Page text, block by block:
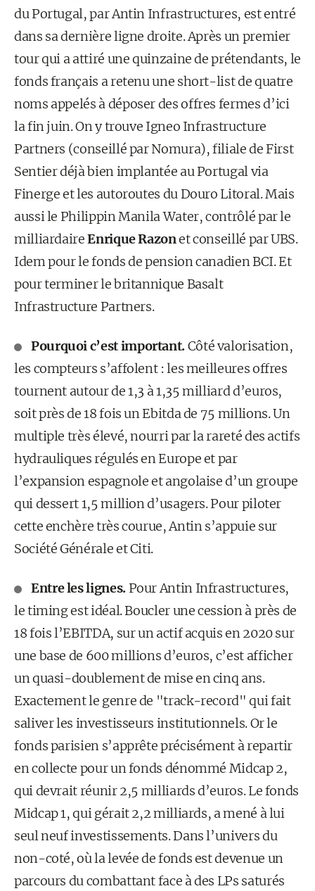
du Portugal, par Antin Infrastructures, est entré
dans sa dernière ligne droite. Après un premier
tour qui a attiré une quinzaine de prétendants, le
fonds français a retenu une short-list de quatre
noms appelés à déposer des offres fermes d’ici
la fin juin. On y trouve Igneo Infrastructure
Partners (conseillé par Nomura), filiale de First
Sentier déjà bien implantée au Portugal via
Finerge et les autoroutes du Douro Litoral. Mais
aussi le Philippin Manila Water, contrôlé par le
milliardaireEnrique Razonet conseillé par UBS.
Idem pour le fonds de pension canadien BCI. Et
pour terminer le britannique Basalt
Infrastructure Partners.
Pourquoi c’est important.Côté valorisation,
les compteurs s’affolent : les meilleures offres
tournent autour de 1,3 à 1,35 milliard d’euros,
soit près de 18 fois un Ebitda de 75 millions. Un
multiple très élevé, nourri par la rareté des actifs
hydrauliques régulés en Europe et par
l’expansion espagnole et angolaise d’un groupe
qui dessert 1,5 million d’usagers. Pour piloter
cette enchère très courue, Antin s’appuie sur
Société Générale et Citi.
Entre les lignes. Pour Antin Infrastructures,
le timing est idéal. Boucler une cession à près de
18 fois l’EBITDA, sur un actif acquis en 2020 sur
une base de 600 millions d’euros, c’est afficher
un quasi-doublement de mise en cinq ans.
Exactement le genre de "track-record" qui fait
saliver les investisseurs institutionnels. Or le
fonds parisien s’apprête précisément à repartir
en collecte pour un fonds dénommé Midcap 2,
qui devrait réunir 2,5 milliards d’euros. Le fonds
Midcap 1, qui gérait 2,2 milliards, a mené à lui
seul neuf investissements. Dans l’univers du
non-coté, où la levée de fonds est devenue un
parcours du combattant face à des LPs saturés